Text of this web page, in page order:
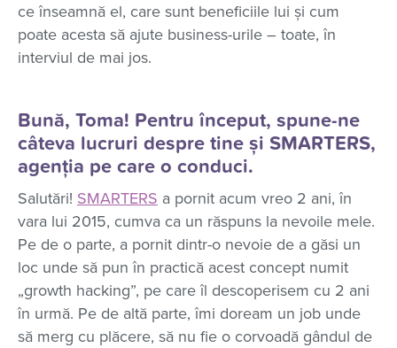
ce înseamnă el, care sunt beneficiile lui și cum
poate acesta să ajute business-urile – toate, în
interviul de mai jos.
Bună, Toma! Pentru început, spune-ne
câteva lucruri despre tine și SMARTERS,
agenția pe care o conduci.
Salutări! SMARTERS a pornit acum vreo 2 ani, în
vara lui 2015, cumva ca un răspuns la nevoile mele.
Pe de o parte, a pornit dintr-o nevoie de a găsi un
loc unde să pun în practică acest concept numit
„growth hacking”, pe care îl descoperisem cu 2 ani
în urmă. Pe de altă parte, îmi doream un job unde
să merg cu plăcere, să nu fie o corvoadă gândul de